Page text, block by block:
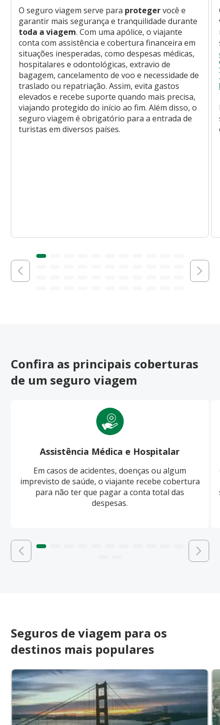
O seguro viagem serve para protegervocê e
garantir mais segurança e tranquilidade durante
toda a viagem. Com uma apólice, o viajante
conta com assistência e cobertura financeira em
situações inesperadas, como despesas médicas,
hospitalares e odontológicas, extravio de
bagagem, cancelamento de voo e necessidade de
traslado ou repatriação. Assim, evita gastos
elevados e recebe suporte quando mais precisa,
viajando protegido do início ao fim. Além disso, o
seguro viagem é obrigatório para a entrada de
turistas em diversos países.
Confira as principais coberturas
de um seguro viagem
Assistência Médica e Hospitalar
Em casos de acidentes, doenças ou algum
imprevisto de saúde, o viajante recebe cobertura
para não ter que pagar a conta total das
despesas.
Seguros de viagem para os
destinos mais populares